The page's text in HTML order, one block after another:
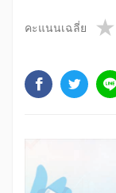
คะแนนเฉลี่ย